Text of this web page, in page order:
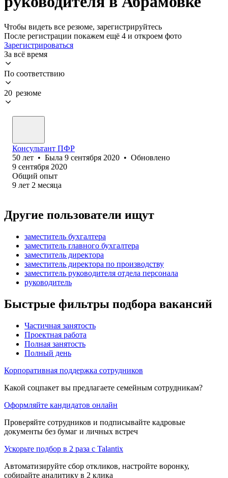
Чтобы видеть все резюме, зарегистрируйтесь
После регистрации покажем ещё 4 и откроем фото
Зарегистрироваться
За всё время
По соответствию
20 резюме
Консультант ПФР
50 лет • Была 9 сентября 2020 • Обновлено
9 сентября 2020
Общий опыт
9 лет 2 месяца
Другие пользователи ищут
заместитель бухгалтера
заместитель главного бухгалтера
заместитель директора
заместитель директора по производству
заместитель руководителя отдела персонала
руководитель
Быстрые фильтры подбора вакансий
Частичная занятость
Проектная работа
Полная занятость
Полный день
Корпоративная поддержка сотрудников
Какой соцпакет вы предлагаете семейным сотрудникам?
Оформляйте кандидатов онлайн
Проверяйте сотрудников и подписывайте кадровые
документы без бумаг и личных встреч
Ускорьте подбор в 2 раза с Talantix
Автоматизируйте сбор откликов, настройте воронку,
собирайте аналитику в 2 клика